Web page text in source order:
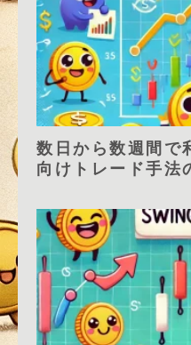
数日から数週間で
向けトレード手法